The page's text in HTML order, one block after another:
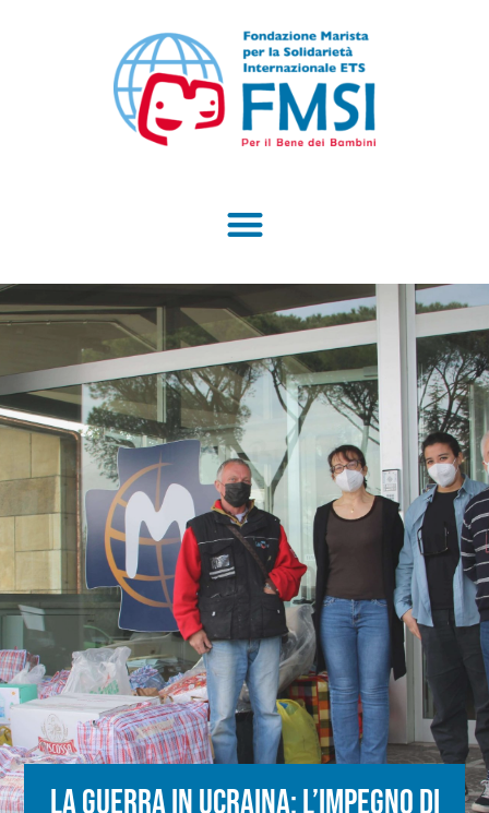
La guerra in Ucraina: L’impegno di